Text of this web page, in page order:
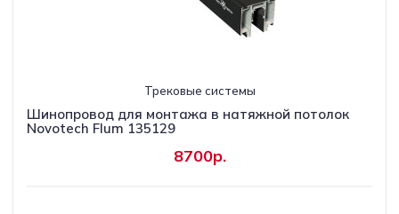
Трековые системы
Шинопровод для монтажа в натяжной потолок
Novotech Flum 135129
8700р.